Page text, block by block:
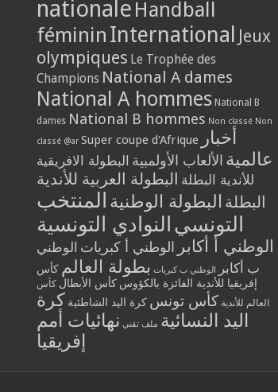
nationale Handball
féminin International Jeux
olympiques Le Trophée des
Champions National A dames
National A hommes National B
dames National B hommes Non classé Non
classé @ar Super coupe d'Afrique أخبار
عالمية الألعاب الأولمبية البطولة الافريقية
للأندية البطلة البطولة العربية للأندية
البطلة البطولة الوطنية المنتخب
التونسي النوادي التونسية
الوطني أ أكابر الوطني أ كبريات الوطني
ب أكابر
الوطني ب كبريات بطولة العالم كأس
إفريقيا للأندية الفائزة بالكؤوس كأس الأبطال كأس
العالم للأندية كأس تونس كرة اليد الشاطئية كرة
اليد النسائية ملف تقني نهائيات أمم
إفريقيا